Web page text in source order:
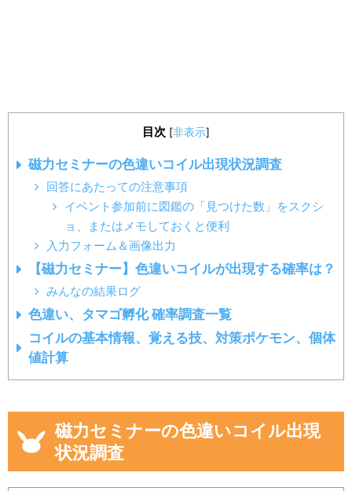
目次 [非表示]
磁力セミナーの色違いコイル出現状況調査
回答にあたっての注意事項
イベント参加前に図鑑の「見つけた数」をスクシ
ョ、またはメモしておくと便利
入力フォーム＆画像出力
【磁力セミナー】色違いコイルが出現する確率は？
みんなの結果ログ
色違い、タマゴ孵化 確率調査一覧
コイルの基本情報、覚える技、対策ポケモン、個体
値計算
磁力セミナーの色違いコイル出現
状況調査